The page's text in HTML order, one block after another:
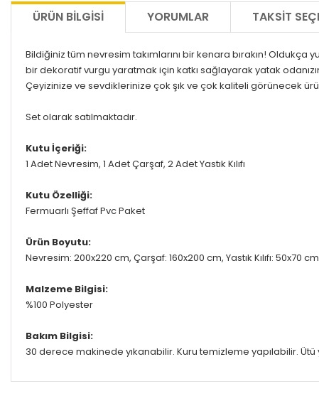
ÜRÜN BILGISI YORUMLAR TAKSIT
Bildiğiniz tüm nevresim takımlarını bir kenara bırakın! Oldukça
bir dekoratif vurgu yaratmak için katkı sağlayarak yatak
Çeyizinize ve sevdiklerinize çok şık ve çok kaliteli görünecek
Set olarak satılmaktadır.
Kutu İçeriği:
1 Adet Nevresim, 1 Adet Çarşaf, 2 Adet Yastık Kılıfı
Kutu Özelliği:
Fermuarlı Şeffaf Pvc Paket
Ürün Boyutu:
Nevresim: 200x220 cm, Çarşaf: 160x200 cm, Yastık Kılıfı: 50x70 cm
Malzeme Bilgisi:
%100 Polyester
Bakım Bilgisi:
30 derece makinede yıkanabilir. Kuru temizleme yapılabilir.